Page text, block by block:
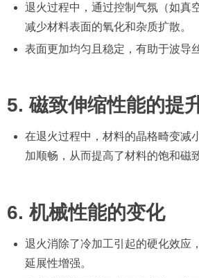
退火过程中，通过控制气氛（如真
减少材料表面的氧化和杂质扩散。
表面更加均匀且稳定，有助于波导
5. 磁致伸缩性能的提
在退火过程中，材料的晶格畸变减
加顺畅，从而提高了材料的饱和磁
6. 机械性能的变化
退火消除了冷加工引起的硬化效应
延展性增强。